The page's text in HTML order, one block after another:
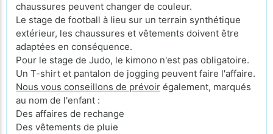
chaussures peuvent changer de couleur.
Le stage de football à lieu sur un terrain synthétique
extérieur, les chaussures et vêtements doivent être
adaptées en conséquence.
Pour le stage de Judo, le kimono n'est pas obligatoire.
Un T-shirt et pantalon de jogging peuvent faire l'affaire.
Nous vous conseillons de prévoir également, marqués
au nom de l'enfant :
Des affaires de rechange
Des vêtements de pluie